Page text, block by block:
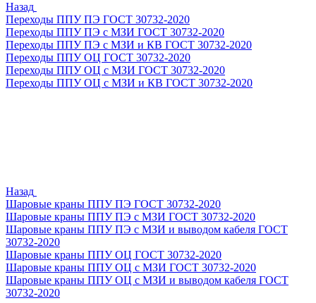
Назад
Переходы ППУ ПЭ ГОСТ 30732-2020
Переходы ППУ ПЭ с МЗИ ГОСТ 30732-2020
Переходы ППУ ПЭ с МЗИ и КВ ГОСТ 30732-2020
Переходы ППУ ОЦ ГОСТ 30732-2020
Переходы ППУ ОЦ с МЗИ ГОСТ 30732-2020
Переходы ППУ ОЦ с МЗИ и КВ ГОСТ 30732-2020
Назад
Шаровые краны ППУ ПЭ ГОСТ 30732-2020
Шаровые краны ППУ ПЭ с МЗИ ГОСТ 30732-2020
Шаровые краны ППУ ПЭ с МЗИ и выводом кабеля ГОСТ
30732-2020
Шаровые краны ППУ ОЦ ГОСТ 30732-2020
Шаровые краны ППУ ОЦ с МЗИ ГОСТ 30732-2020
Шаровые краны ППУ ОЦ с МЗИ и выводом кабеля ГОСТ
30732-2020